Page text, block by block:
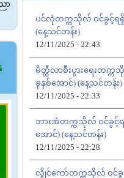
ပင်လုံတက္ကသိုလ် ဝင်ခွင့်ရရှိသူ
(နေ့သင်တန်း)
12/11/2025 - 22:43
မိတ္ထီလာစီးပွားရေးတက္က
ခုနှစ်အောင်) (နေ့သင်တန်း)
12/11/2025 - 22:33
ဘားအံတက္ကသိုလ် ဝင်ခွင့်ရရှိ
အောင်) (နေ့သင်တန်း)
12/11/2025 - 22:28
လွိုင်ကော်တက္ကသိုလ် ဝင်ခွင့်ရ
ာ